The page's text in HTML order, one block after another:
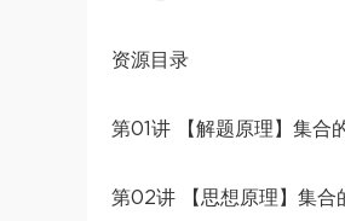
资源目录
第01讲 【解题原理】集合
第02讲 【思想原理】集合